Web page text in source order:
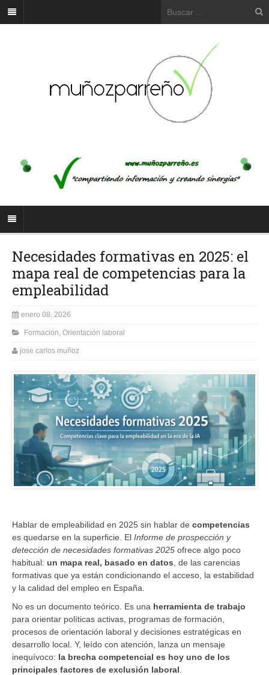
Necesidades formativas en 2025: el
mapa real de competencias para la
empleabilidad
enero 08, 2026
Formación Orientación laboral
jose carlos muñoz
Hablar de empleabilidad en 2025 sin hablar de competencias
es quedarse en la superficie. El Informe de prospección y
detección de necesidades formativas 2025 ofrece algo poco
habitual: un mapa real, basado en datos , de las carencias
formativas que ya están condicionando el acceso, la estabilidad
y la calidad del empleo en España.
No es un documento teórico. Es una herramienta de trabajo
para orientar políticas activas, programas de formación,
procesos de orientación laboral y decisiones estratégicas en
desarrollo local. Y, leído con atención, lanza un mensaje
inequívoco: la brecha competencial es hoy uno de los
principales factores de exclusión laboral